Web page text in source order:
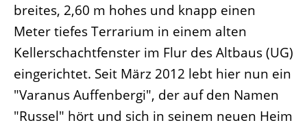
breites, 2,60 m hohes und knapp einen
Meter tiefes Terrarium in einem alten
Kellerschachtfenster im Flur des Altbaus (UG)
eingerichtet. Seit März 2012 lebt hier nun ein
"Varanus Auffenbergi", der auf den Namen
"Russel" hört und sich in seinem neuen Heim